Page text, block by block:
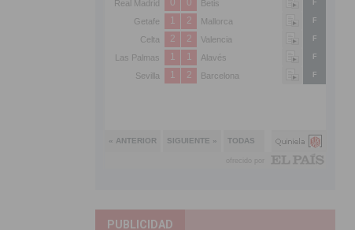
PUBLICIDAD